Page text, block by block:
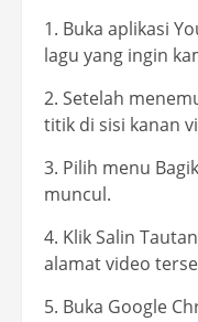
1. Buka aplikasi
lagu yang ingin
2. Setelah
titik di sisi kanan
3. Pilih menu
muncul.
4. Klik Salin
alamat video
5. Buka Google